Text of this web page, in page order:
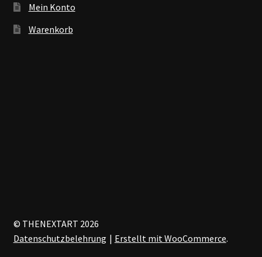
Mein Konto
Warenkorb
© THENEXTART 2026
Datenschutzbelehrung
Erstellt mit WooCommerce.